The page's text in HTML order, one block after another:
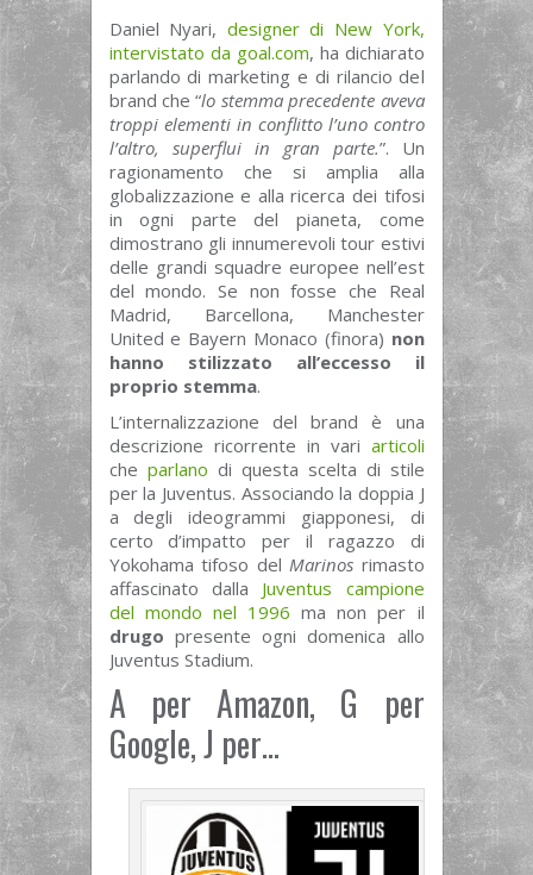
Daniel Nyari, designer di New York,
intervistato da goal.com, ha dichiarato
parlando di marketing e di rilancio del
brand che “lo stemma precedente aveva
troppi elementi in conflitto l’uno contro
l’altro, superflui in gran parte.”. Un
ragionamento che si amplia alla
globalizzazione e alla ricerca dei tifosi
in ogni parte del pianeta, come
dimostrano gli innumerevoli tour estivi
delle grandi squadre europee nell’est
del mondo. Se non fosse che Real
Madrid, Barcellona, Manchester
United e Bayern Monaco (finora) non
hanno stilizzato all’eccesso il
proprio stemma.
L’internalizzazione del brand è una
descrizione ricorrente in vari articoli
che parlano di questa scelta di stile
per la Juventus. Associando la doppia J
a degli ideogrammi giapponesi, di
certo d’impatto per il ragazzo di
Yokohama tifoso del Marinos rimasto
affascinato dalla Juventus campione
del mondo nel 1996 ma non per il
drugo presente ogni domenica allo
Juventus Stadium.
A per Amazon, G per
Google, J per…